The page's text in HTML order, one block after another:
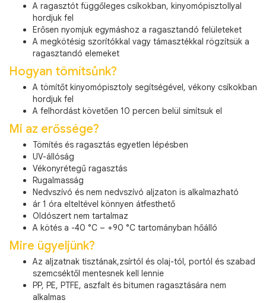
A ragasztót függőleges csíkokban, kinyomópisztollyal
hordjuk fel
Erősen nyomjuk egymáshoz a ragasztandó felületeket
A megkötésig szorítókkal vagy támasztékkal rögzítsük a
ragasztandó elemeket
Hogyan tömítsůnk?
A tömítőt kinyomópisztoly segítségével, vékony csíkokban
hordjuk fel
A felhordást követően 10 percen belül simítsuk el
Mi az erőssége?
Tömítés és ragasztás egyetlen lépésben
UV-állóság
Vékonyrétegű ragasztás
Rugalmasság
Nedvszívó és nem nedvszívó aljzaton is alkalmazható
ár 1 óra elteltével könnyen átfesthető
Oldószert nem tartalmaz
A kötés a -40 °C – +90 °C tartományban hőálló
Mire ügyeljünk?
Az aljzatnak tisztának,zsírtól és olaj-tól, portól és szabad
szemcséktől mentesnek kell lennie
PP, PE, PTFE, aszfalt és bitumen ragasztására nem
alkalmas